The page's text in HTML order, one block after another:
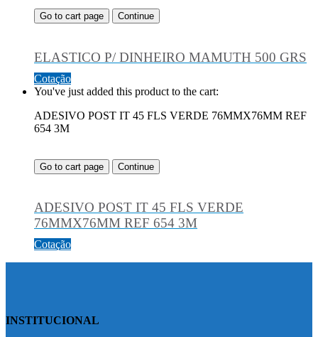
Go to cart page Continue
ELASTICO P/ DINHEIRO MAMUTH 500 GRS
Cotação
You've just added this product to the cart:
ADESIVO POST IT 45 FLS VERDE 76MMX76MM REF
654 3M
Go to cart page Continue
ADESIVO POST IT 45 FLS VERDE
76MMX76MM REF 654 3M
Cotação
INSTITUCIONAL